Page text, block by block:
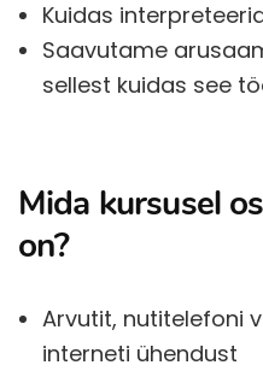
Kuidas
Saavutame
sellest kuidas see
Mida kursusel
on?
Arvutit, nutitelefoni
interneti ühendust